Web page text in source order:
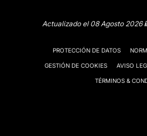
Actualizado el 08 Agosto 2026
PROTECCIÓN DE DATOS
GESTIÓN DE COOKIES AVISO
TÉRMINOS &